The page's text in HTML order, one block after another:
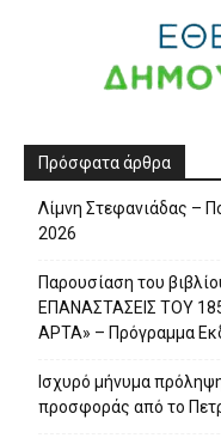
Πρόσφατα άρθρα
Λίμνη Στεφανιάδας –
2026
Παρουσίαση του
ΕΠΑΝΑΣΤΑΣΕΙΣ ΤΟΥ
ΑΡΤΑ» – Πρόγραμμα
Ισχυρό μήνυμα
προσφοράς από το